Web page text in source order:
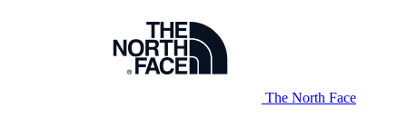
The North Face